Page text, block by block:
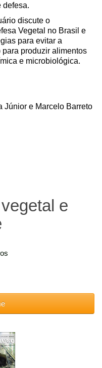
defesa.
discute o
Vegetal no Brasil e
para evitar a
produzir alimentos
e microbiológica.
Júnior e Marcelo Barreto
e